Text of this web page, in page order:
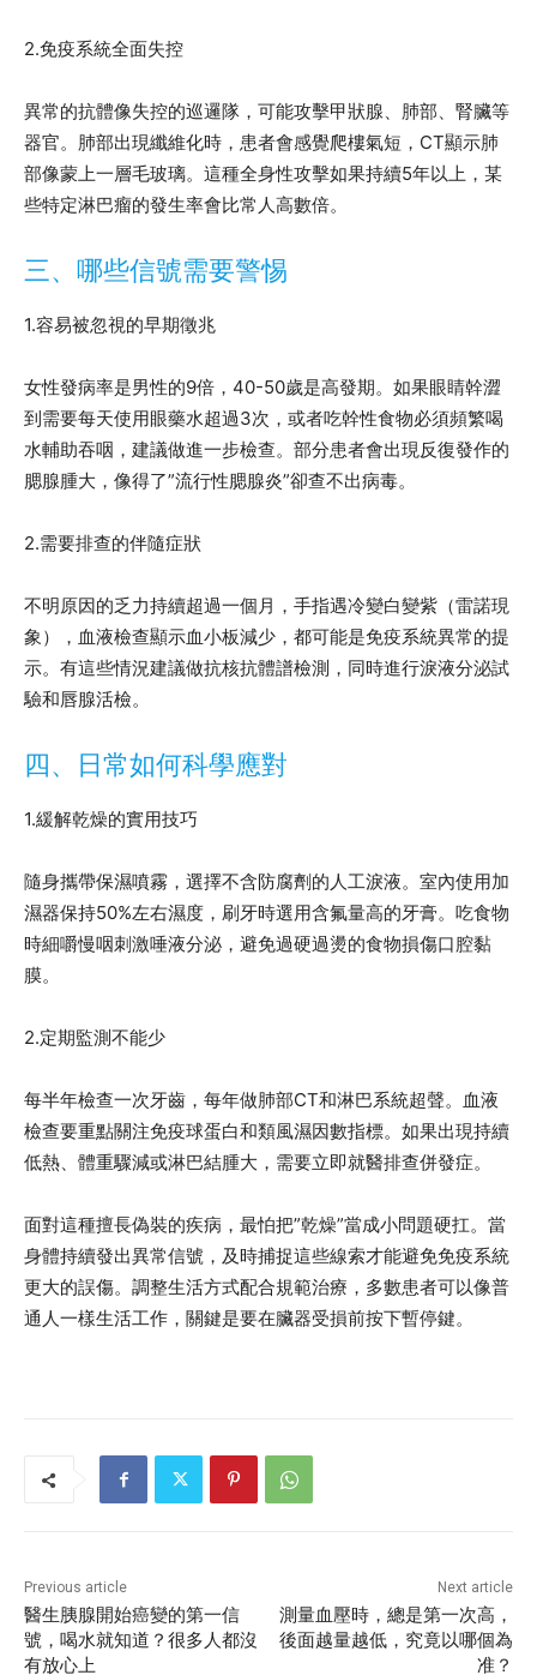
2.免疫系統全面失控
異常的抗體像失控的巡邏隊，可能攻擊甲狀腺、肺部、腎臟等
器官。肺部出現纖維化時，患者會感覺爬樓氣短，CT顯示肺
部像蒙上一層毛玻璃。這種全身性攻擊如果持續5年以上，某
些特定淋巴瘤的發生率會比常人高數倍。
三、哪些信號需要警惕
1.容易被忽視的早期徵兆
女性發病率是男性的9倍，40-50歲是高發期。如果眼睛幹澀
到需要每天使用眼藥水超過3次，或者吃幹性食物必須頻繁喝
水輔助吞咽，建議做進一步檢查。部分患者會出現反復發作的
腮腺腫大，像得了”流行性腮腺炎”卻查不出病毒。
2.需要排查的伴隨症狀
不明原因的乏力持續超過一個月，手指遇冷變白變紫（雷諾現
象），血液檢查顯示血小板減少，都可能是免疫系統異常的提
示。有這些情況建議做抗核抗體譜檢測，同時進行淚液分泌試
驗和唇腺活檢。
四、日常如何科學應對
1.緩解乾燥的實用技巧
隨身攜帶保濕噴霧，選擇不含防腐劑的人工淚液。室內使用加
濕器保持50%左右濕度，刷牙時選用含氟量高的牙膏。吃食物
時細嚼慢咽刺激唾液分泌，避免過硬過燙的食物損傷口腔黏
膜。
2.定期監測不能少
每半年檢查一次牙齒，每年做肺部CT和淋巴系統超聲。血液
檢查要重點關注免疫球蛋白和類風濕因數指標。如果出現持續
低熱、體重驟減或淋巴結腫大，需要立即就醫排查併發症。
面對這種擅長偽裝的疾病，最怕把”乾燥”當成小問題硬扛。當
身體持續發出異常信號，及時捕捉這些線索才能避免免疫系統
更大的誤傷。調整生活方式配合規範治療，多數患者可以像普
通人一樣生活工作，關鍵是要在臟器受損前按下暫停鍵。
Previous article
醫生胰腺開始癌變的第一信
號，喝水就知道？很多人都沒
有放心上
Next article
測量血壓時，總是第一次高，
後面越量越低，究竟以哪個為
准？